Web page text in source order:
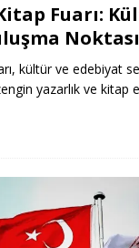
Fuarı:
Noktası
kültür ve edebiyat
yazarlık ve kitap